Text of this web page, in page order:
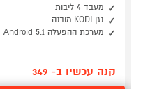
מעבד 4 ליבות
נגן KODI מובנה
מערכת ההפעלה Android 5.1
קנה עכשיו ב- 349